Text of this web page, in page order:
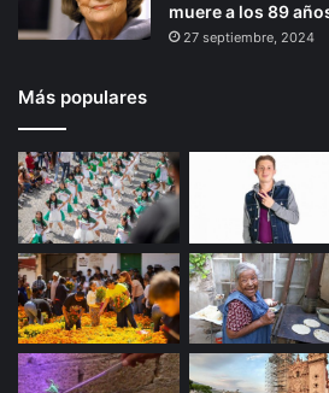
muere a los 89
27 septiembre, 2024
Más populares